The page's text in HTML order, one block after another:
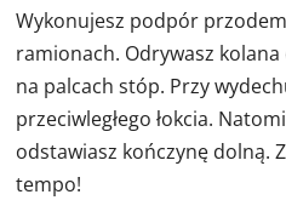
Wykonujesz podpór
ramionach. Odrywasz
na palcach stóp. Przy
przeciwległego łokcia.
odstawiasz kończynę dolną.
tempo!